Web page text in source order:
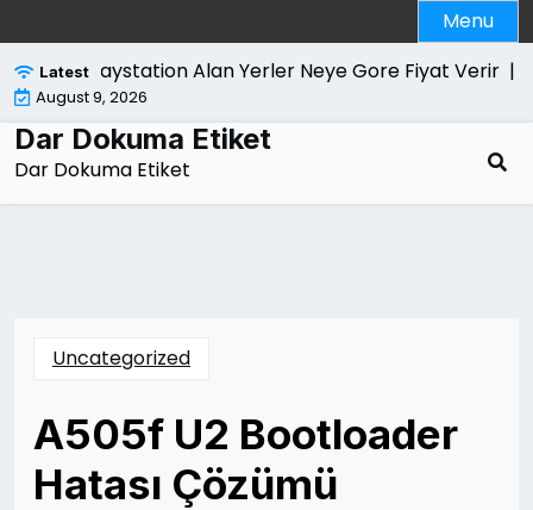
to
content
Menu
Latest
Playstation Alan Yerler Neye Gore Fiyat Verir |
August 9, 2026
Dar Dokuma Etiket
Dar Dokuma Etiket
Uncategorized
A505f U2 Bootloader
Hatası Çözümü